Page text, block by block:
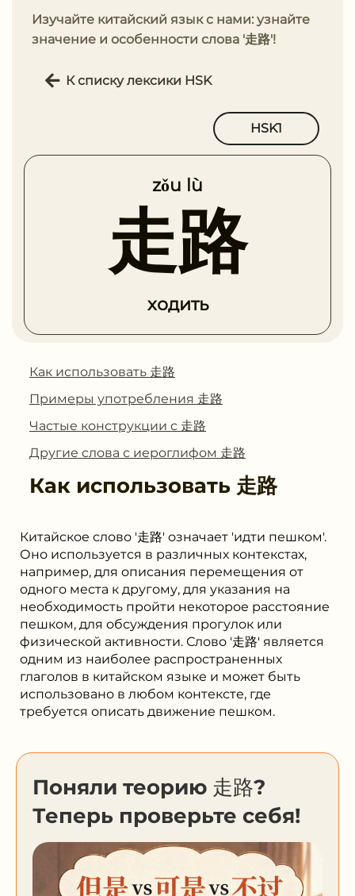
Изучайте китайский язык с нами: узнайте
значение и особенности слова '走路'!
К списку лексики HSK
HSK1
zǒu lù
走路
ходить
Как использовать 走路
Примеры употребления 走路
Частые конструкции с 走路
Другие слова с иероглифом 走路
Как использовать 走路
Китайское слово '走路' означает 'идти пешком'.
Оно используется в различных контекстах,
например, для описания перемещения от
одного места к другому, для указания на
необходимость пройти некоторое расстояние
пешком, для обсуждения прогулок или
физической активности. Слово '走路' является
одним из наиболее распространенных
глаголов в китайском языке и может быть
использовано в любом контексте, где
требуется описать движение пешком.
Поняли теорию 走路?
Теперь проверьте себя!